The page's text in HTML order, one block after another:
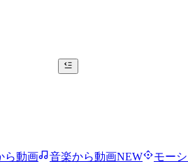
ら動画 音楽から動画NEW モー